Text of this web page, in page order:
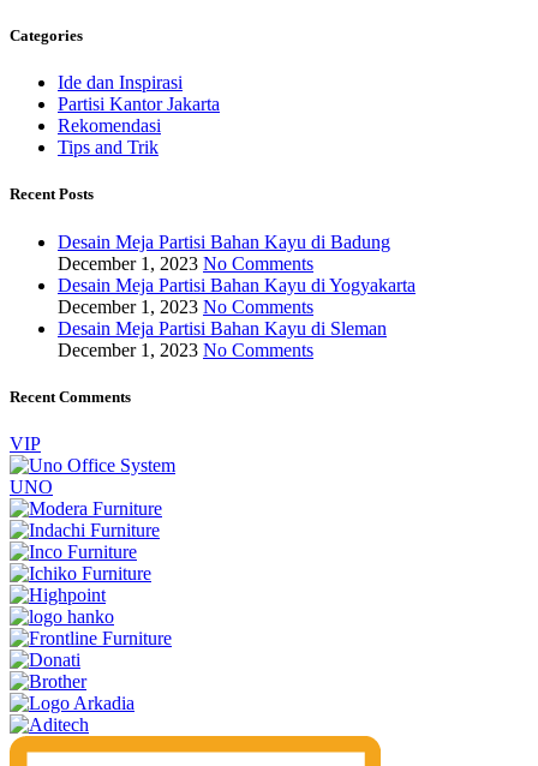
Categories
Ide dan Inspirasi
Partisi Kantor Jakarta
Rekomendasi
Tips and Trik
Recent Posts
Desain Meja Partisi Bahan Kayu di Badung
December 1, 2023 No Comments
Desain Meja Partisi Bahan Kayu di Yogyakarta
December 1, 2023 No Comments
Desain Meja Partisi Bahan Kayu di Sleman
December 1, 2023 No Comments
Recent Comments
VIP
UNO